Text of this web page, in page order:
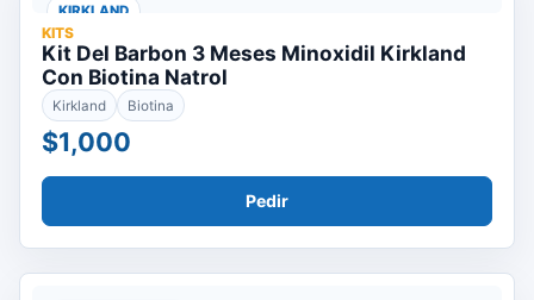
KIRKLAND
KITS
Kit Del Barbon 3 Meses Minoxidil Kirkland
Con Biotina Natrol
Kirkland Biotina
$1,000
Pedir